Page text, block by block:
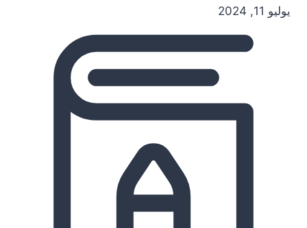
يوليو 11, 2024